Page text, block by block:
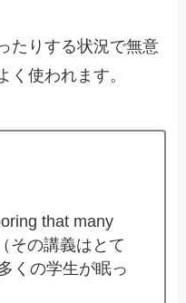
たりする状況で無意
く使われます。
that many
その講義はとて
くの学生が眠っ